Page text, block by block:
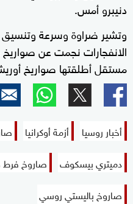
دنيبرو أمس.
وتشير ضراوة وسرعة وتنسيق
الانفجارات نجمت عن
مستقل أطلقتها صواريخ
أخبار روسيا أزمة أوكرانيا
دميتري بيسكوف
صاروخ
صاروخ باليستي روسي